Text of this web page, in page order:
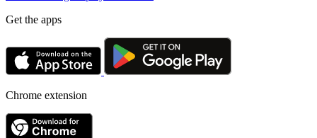
Get the apps
Chrome extension